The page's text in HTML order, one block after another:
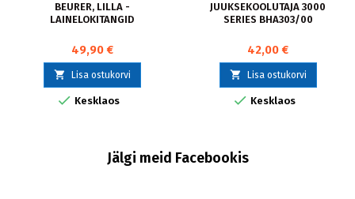
BEURER, LILLA -
LAINELOKITANGID
49,90 €
 Lisa ostukorvi
 Kesklaos
JUUKSEKOOLUTAJA 3000
SERIES BHA303/00
42,00 €
 Lisa ostukorvi
 Kesklaos
Jälgi meid Facebookis